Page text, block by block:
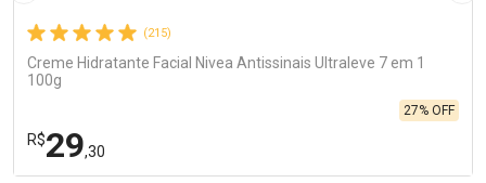
(215)
Creme Hidratante Facial Nivea Antissinais Ultraleve 7 em 1
100g
R$29,30
27% OFF